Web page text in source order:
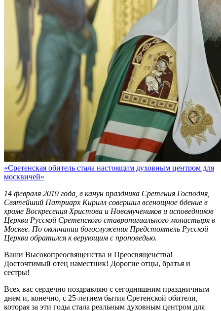
«Сретенская обитель стала настоящим духовным центром для
москвичей»
14 февраля 2019 года, в канун праздника Сретения Господня,
Святейший Патриарх Кирилл совершил всенощное бдение в
храме Воскресения Христова и Новомучеников и исповедников
Церкви Русской Сретенского ставропигиального монастыря в
Москве. По окончании богослужения Предстоятель Русской
Церкви обратился к верующим с проповедью.
Ваши Высокопреосвященства и Преосвященства!
Досточтимый отец наместник! Дорогие отцы, братья и
сестры!
Всех вас сердечно поздравляю с сегодняшним праздничным
днем и, конечно, с 25-летием бытия Сретенской обители,
которая за эти годы стала реальным духовным центром для